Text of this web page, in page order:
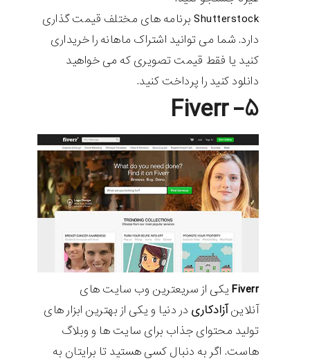
Shutterstock برنامه های مختلف قیمت گذاری
دارد. شما می توانید اشتراک ماهانه را خریداری
کنید یا فقط قیمت تصویری که می خواهید
دانلود کنید را پرداخت کنید.
۵- Fiverr
Fiverr یکی از سریعترین وب سایت های
آنلاینآزادکاری در دنیا و یکی از بهترین ابزار های
تولید محتوای جذاب برای سایت ها و وبلاگ
هاست. اگر به دنبال کسی هستید تا برایتان به